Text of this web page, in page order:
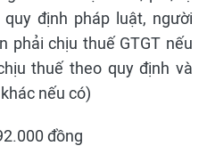
định pháp luật, người
phải chịu thuế GTGT nếu
thuế theo quy định và
nếu có)
đồng